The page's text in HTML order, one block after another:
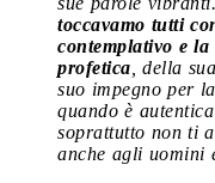
toccavamo tutti
contemplativo e
profetica , della
suo impegno per
quando è
soprattutto non ti
anche agli uomini